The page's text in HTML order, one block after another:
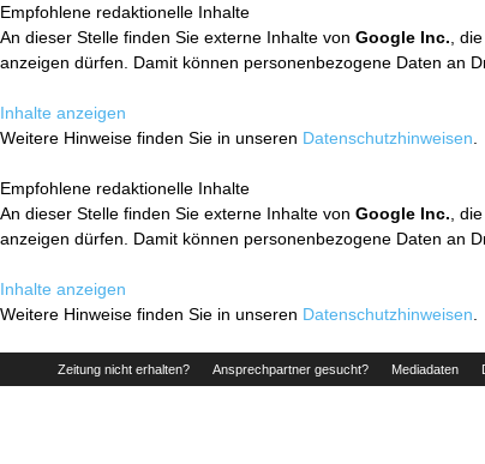
Empfohlene redaktionelle Inhalte
An dieser Stelle finden Sie externe Inhalte von Google Inc. ,
anzeigen dürfen. Damit können personenbezogene Daten an
Inhalte anzeigen
Weitere Hinweise finden Sie in unseren Datenschutzhinweisen
Empfohlene redaktionelle Inhalte
An dieser Stelle finden Sie externe Inhalte von Google Inc. ,
anzeigen dürfen. Damit können personenbezogene Daten an
Inhalte anzeigen
Weitere Hinweise finden Sie in unseren Datenschutzhinweisen
Zeitung nicht erhalten? Ansprechpartner gesucht? Mediadaten